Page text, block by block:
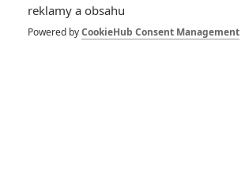
Jurský
jsme
reklamy a obsahu
Powered byCookieHub Consent Management